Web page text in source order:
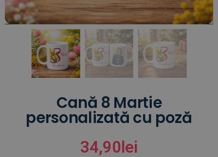
Cană 8 Martie
personalizată cu poză
34,90lei